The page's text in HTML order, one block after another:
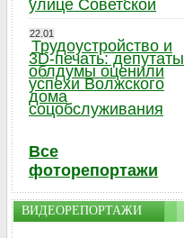
улице Советской
22.01
Трудоустройство и
3D-печать: депутаты
облдумы оценили
успехи Волжского
дома
соцобслуживания
Все
фоторепортажи
ВИДЕОРЕПОРТАЖИ